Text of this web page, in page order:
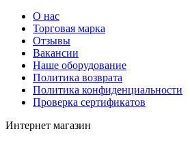
О нас
Торговая марка
Отзывы
Вакансии
Наше оборудование
Политика возврата
Политика конфиденциальности
Проверка сертификатов
Интернет магазин